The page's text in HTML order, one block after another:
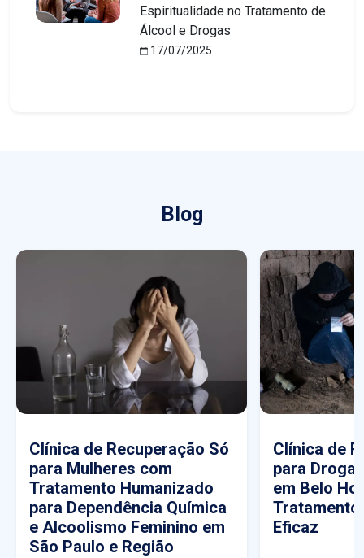
Espiritualidade no Tratamento de
Álcool e Drogas
17/07/2025
Blog
Clínica de Recuperação Só
para Mulheres com
Tratamento Humanizado
para Dependência Química
e Alcoolismo Feminino em
São Paulo e Região
Clínica de
para
em Belo
Tratamento
Eficaz